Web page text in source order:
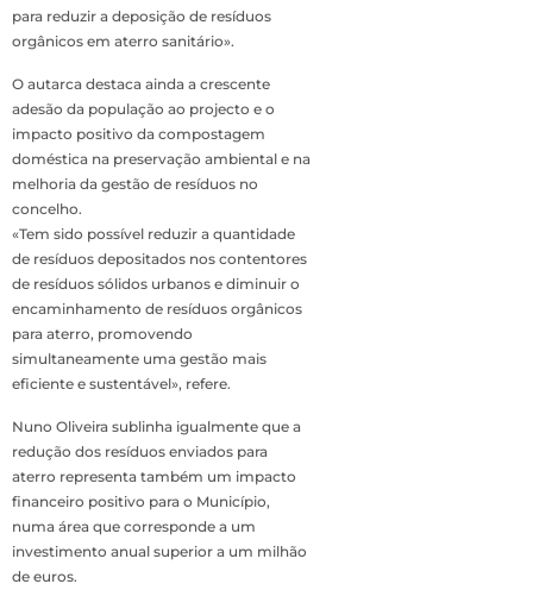
para reduzir a deposição de resíduos
orgânicos em aterro sanitário».
O autarca destaca ainda a crescente
adesão da população ao projecto e o
impacto positivo da compostagem
doméstica na preservação ambiental e na
melhoria da gestão de resíduos no
concelho.
«Tem sido possível reduzir a quantidade
de resíduos depositados nos contentores
de resíduos sólidos urbanos e diminuir o
encaminhamento de resíduos orgânicos
para aterro, promovendo
simultaneamente uma gestão mais
eficiente e sustentável», refere.
Nuno Oliveira sublinha igualmente que a
redução dos resíduos enviados para
aterro representa também um impacto
financeiro positivo para o Município,
numa área que corresponde a um
investimento anual superior a um milhão
de euros.